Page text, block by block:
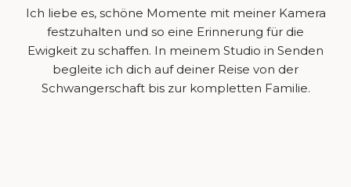
Ich liebe es, schöne Momente mit meiner Kamera
festzuhalten und so eine Erinnerung für die
Ewigkeit zu schaffen. In meinem Studio in Senden
begleite ich dich auf deiner Reise von der
Schwangerschaft bis zur kompletten Familie.